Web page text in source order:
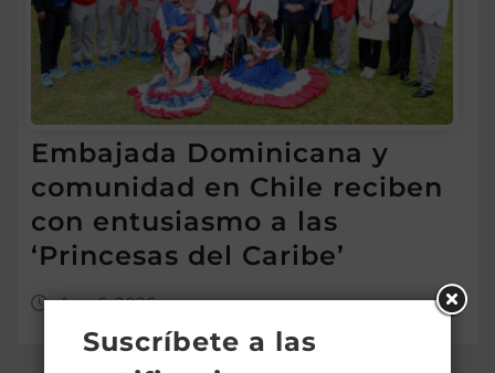
Embajada Dominicana y
comunidad en Chile reciben
con entusiasmo a las
‘Princesas del Caribe’
Ago 6, 2026
Suscríbete a las